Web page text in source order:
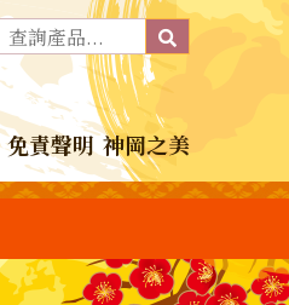
免責聲明 神岡之美